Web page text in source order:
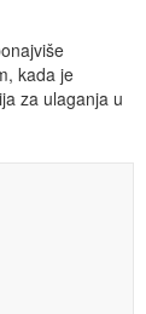
kada je
za ulaganja u